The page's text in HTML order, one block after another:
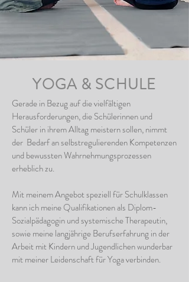
YOGA & SCHULE
Gerade in Bezug auf die vielfältigen
Herausforderungen, die Schülerinnen und
Schüler in ihrem Alltag meistern sollen, nimmt
der Bedarf an selbstregulierenden Kompetenzen
und bewussten Wahrnehmungsprozessen
erheblich zu.
Mit meinem Angebot speziell für Schulklassen
kann ich meine Qualifikationen als Diplom-
Sozialpädagogin und systemische Therapeutin,
sowie meine langjährige Berufserfahrung in der
Arbeit mit Kindern und Jugendlichen wunderbar
mit meiner Leidenschaft für Yoga verbinden.